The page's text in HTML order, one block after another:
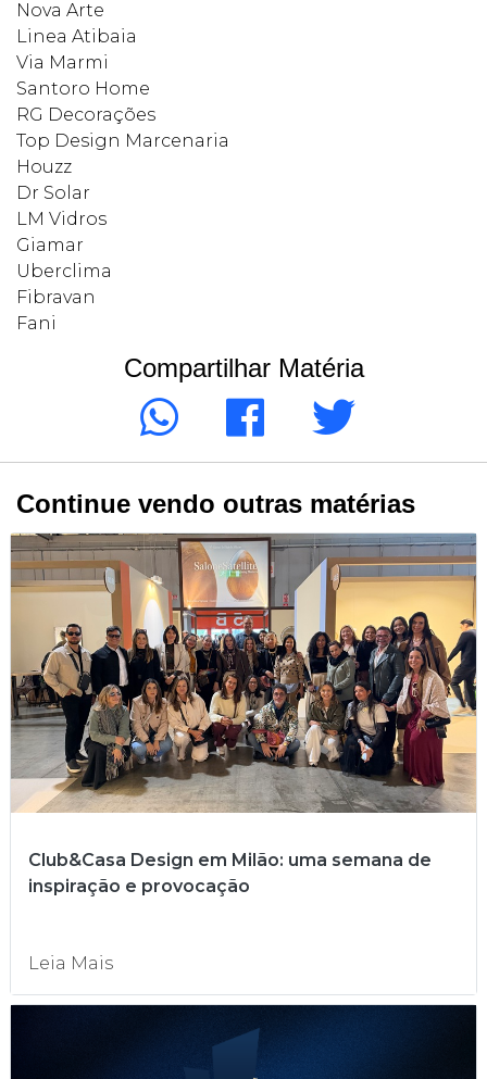
Nova Arte
Linea Atibaia
Via Marmi
Santoro Home
RG Decorações
Top Design Marcenaria
Houzz
Dr Solar
LM Vidros
Giamar
Uberclima
Fibravan
Fani
Compartilhar Matéria
Continue vendo outras matérias
Club&Casa Design em Milão: uma semana de
inspiração e provocação
Leia Mais